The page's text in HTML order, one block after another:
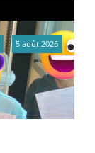
5 août 2026